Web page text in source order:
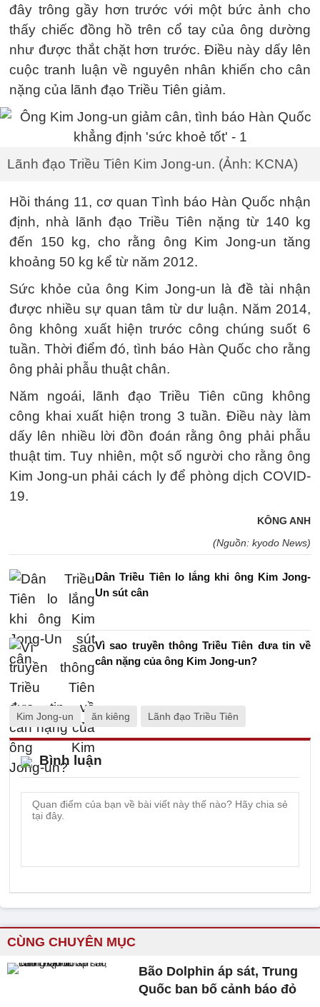
đây trông gầy hơn trước với một bức ảnh cho
thấy chiếc đồng hồ trên cổ tay của ông dường
như được thắt chặt hơn trước. Điều này dấy lên
cuộc tranh luận về nguyên nhân khiến cho cân
nặng của lãnh đạo Triều Tiên giảm.
Lãnh đạo Triều Tiên Kim Jong-un. (Ảnh: KCNA)
Hồi tháng 11, cơ quan Tình báo Hàn Quốc nhận
định, nhà lãnh đạo Triều Tiên nặng từ 140 kg
đến 150 kg, cho rằng ông Kim Jong-un tăng
khoảng 50 kg kể từ năm 2012.
Sức khỏe của ông Kim Jong-un là đề tài nhận
được nhiều sự quan tâm từ dư luận. Năm 2014,
ông không xuất hiện trước công chúng suốt 6
tuần. Thời điểm đó, tình báo Hàn Quốc cho rằng
ông phải phẫu thuật chân.
Năm ngoái, lãnh đạo Triều Tiên cũng không
công khai xuất hiện trong 3 tuần. Điều này làm
dấy lên nhiều lời đồn đoán rằng ông phải phẫu
thuật tim. Tuy nhiên, một số người cho rằng ông
Kim Jong-un phải cách ly để phòng dịch COVID-
19.
KÔNG ANH
(Nguồn: kyodo News)
Dân Triều Tiên lo lắng khi ông Kim Jong-
Un sút cân
Vì sao truyền thông Triều Tiên đưa tin về
cân nặng của ông Kim Jong-un?
Kim Jong-un ăn kiêng Lãnh đạo Triều Tiên
Bình luận
CÙNG CHUYÊN MỤC
Bão Dolphin áp sát, Trung
Quốc ban bố cảnh báo đỏ